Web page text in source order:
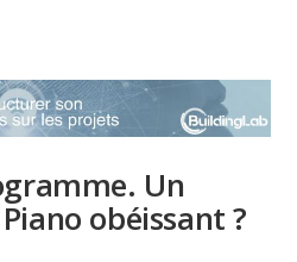
Un
obéissant ?